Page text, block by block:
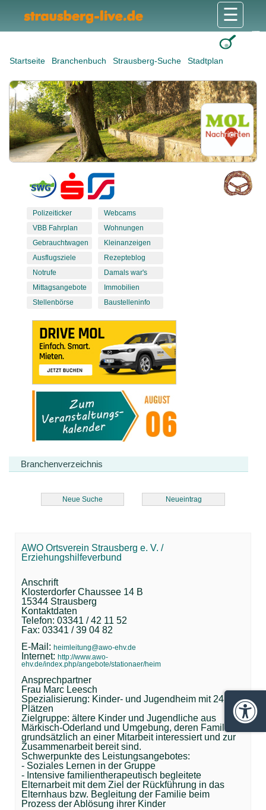
Startseite Branchenbuch Strausberg-Suche Stadtplan
☰
Polizeiticker
VBB Fahrplan
Gebrauchtwagen
Ausflugsziele
Notrufe
Mittagsangebote
Stellenbörse
Webcams
Wohnungen
Kleinanzeigen
Rezepteblog
Damals war's
Immobilien
Baustelleninfo
Branchenverzeichnis
Neue Suche Neueintrag
AWO Ortsverein Strausberg e. V. /
Erziehungshilfeverbund
Anschrift
Klosterdorfer Chaussee 14 B
15344 Strausberg
Kontaktdaten
Telefon: 03341 / 42 11 52
Fax: 03341 / 39 04 82
E-Mail: heimleitung@awo-ehv.de
Internet: http://www.awo-
ehv.de/index.php/angebote/stationaer/heim
Ansprechpartner
Frau Marc Leesch
Spezialisierung: Kinder- und Jugendheim mit 24
Plätzen
Zielgruppe: ältere Kinder und Jugendliche aus
Märkisch-Oderland und Umgebung, deren Familien
grundsätzlich an einer Mitarbeit interessiert und zur
Zusammenarbeit bereit sind.
Schwerpunkte des Leistungsangebotes:
- Soziales Lernen in der Gruppe
- Intensive familientherapeutisch begleitete
Elternarbeit mit dem Ziel der Rückführung in das
Elternhaus bzw. Begleitung der Familie beim
Prozess der Ablösung ihrer Kinder